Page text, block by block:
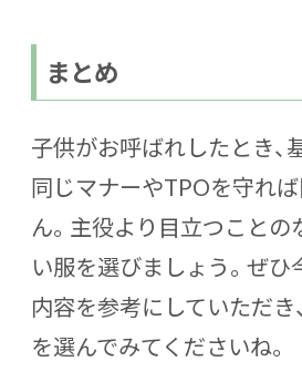
まとめ
子供がお呼ばれしたとき、
同じマナーやTPOを守れ
ん。主役より目立つことの
い服を選びましょう。ぜ
内容を参考にしていただき
を選んでみてくださいね。